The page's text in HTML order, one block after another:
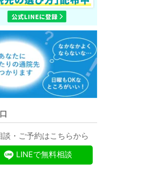
談・ご予約はこちらから
LINEで無料相談